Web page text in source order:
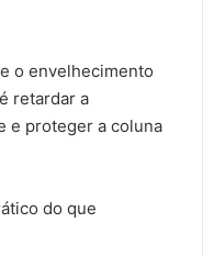
o envelhecimento
retardar a
e proteger a coluna
do que